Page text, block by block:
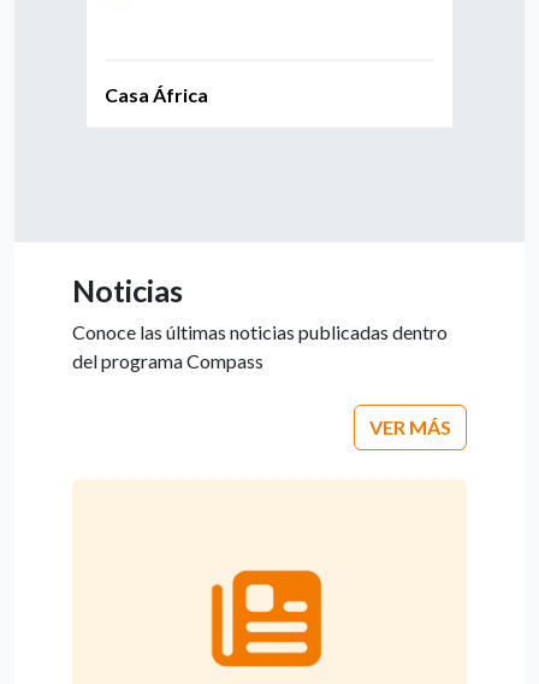
Casa África
Noticias
Conoce las últimas noticias publicadas dentro
del programa Compass
VER MÁS